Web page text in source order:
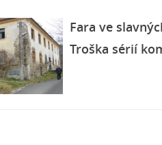
Fara ve slavný
Troška sérií